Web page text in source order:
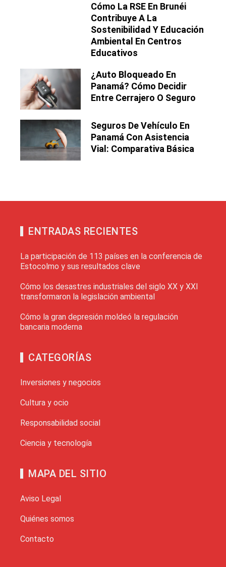
Cómo La RSE En Brunéi
Contribuye A La
Sostenibilidad Y Educación
Ambiental En Centros
Educativos
¿Auto Bloqueado En
Panamá? Cómo Decidir
Entre Cerrajero O Seguro
Seguros De Vehículo En
Panamá Con Asistencia
Vial: Comparativa Básica
ENTRADAS RECIENTES
La participación de 113 países en la conferencia de
Estocolmo y sus resultados clave
Cómo los desastres industriales del siglo XX y XXI
transformaron la legislación ambiental
Cómo la gran depresión moldeó la regulación
bancaria moderna
CATEGORÍAS
Inversiones y negocios
Cultura y ocio
Responsabilidad social
Ciencia y tecnología
MAPA DEL SITIO
Aviso Legal
Quiénes somos
Contacto